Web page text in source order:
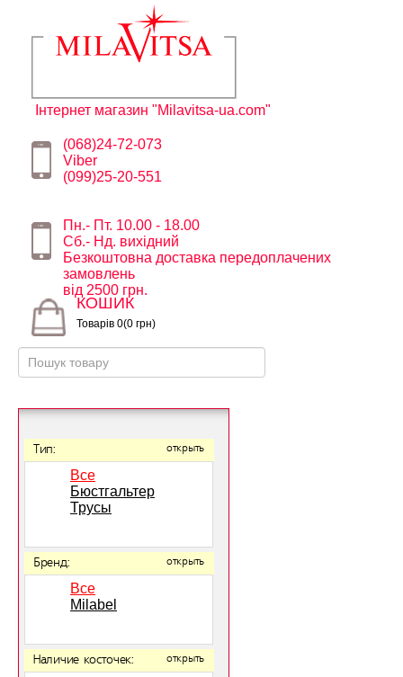
Інтернет магазин "Milavitsa-ua.com"
(068)24-72-073
Viber
(099)25-20-551
Пн.- Пт. 10.00 - 18.00
Сб.- Нд. вихідний
Безкоштовна доставка передоплачених
замовлень
від 2500 грн.
КОШИК
Товарів 0(0 грн)
Тип: открыть
Все
Бюстгальтер
Трусы
Бренд: открыть
Все
Milabel
Наличие косточек: открыть